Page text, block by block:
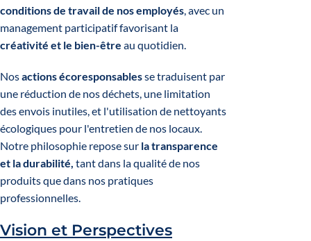
conditions de travail de nos employés, avec un
management participatif favorisant la
créativité et le bien-être au quotidien.
Nosactions écoresponsablesse traduisent par
une réduction de nos déchets, une limitation
des envois inutiles, et l'utilisation de nettoyants
écologiques pour l'entretien de nos locaux.
Notre philosophie repose sur la transparence
et la durabilité, tant dans la qualité de nos
produits que dans nos pratiques
professionnelles.
Vision et Perspectives